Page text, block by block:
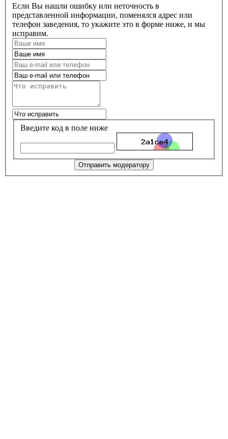
Если Вы нашли ошибку или неточность в
представленной информации, поменялся адрес или
телефон заведения, то укажите это в форме ниже, и мы
исправим.
Введите код в поле ниже
Отправить модератору